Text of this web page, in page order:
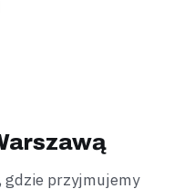
gdzie przyjmujemy